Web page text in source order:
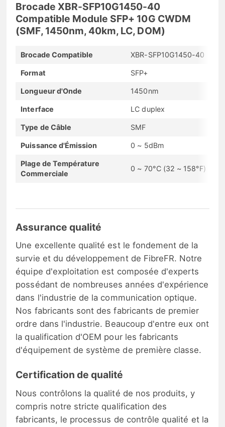
Brocade XBR-SFP10G1450-40
Compatible Module SFP+ 10G CWDM
(SMF, 1450nm, 40km, LC, DOM)
Brocade Compatible XBR-SFP10G1450-40
Format SFP+
Longueur d'Onde 1450nm
Interface LC duplex
Type de Câble SMF
Puissance d'Émission 0 ~ 5dBm
Plage de Température
Commerciale
0 ~ 70°C (32 ~ 158°F)
Assurance qualité
Une excellente qualité est le fondement de la
survie et du développement de FibreFR. Notre
équipe d'exploitation est composée d'experts
possédant de nombreuses années d'expérience
dans l'industrie de la communication optique.
Nos fabricants sont des fabricants de premier
ordre dans l'industrie. Beaucoup d'entre eux ont
la qualification d'OEM pour les fabricants
d'équipement de système de première classe.
Certification de qualité
Nous contrôlons la qualité de nos produits, y
compris notre stricte qualification des
fabricants, le processus de contrôle qualité et la